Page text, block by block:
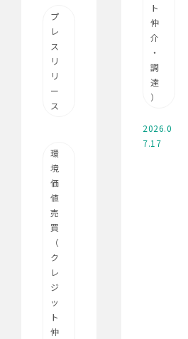
プ
レ
ス
リ
リ
ー
ス
環
境
価
値
売
買
（
ク
レ
ジ
ッ
ト
仲
ト
仲
介
・
調
達
）
2026.0
7.17